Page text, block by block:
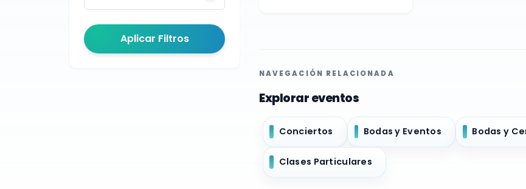
Aplicar Filtros
NAVEGACIÓN RELACIONADA
Explorar eventos
Conciertos Bodas y Eventos Bodas y
Clases Particulares